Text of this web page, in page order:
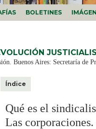
BOLETINES
Buenos Aires: Secretaría de
Índice
Qué es el
Las corporaciones.